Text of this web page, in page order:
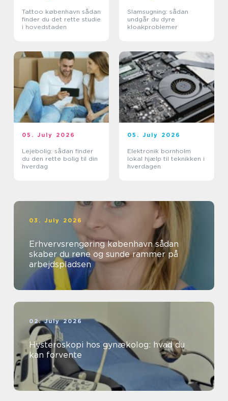
Tattoo københavn sådan
finder du det rette studie
i hovedstaden
Slamsugning: sådan
undgår du dyre
kloakproblemer
05. July 2026
Lejebolig: sådan finder
du den rette bolig til din
hverdag
05. July 2026
Elektronik bornholm
lokal hjælp til teknikken i
hverdagen
03. July 2026
Erhvervsrengøring københavn sådan
skaber du rene og sunde rammer på
arbejdspladsen
02. July 2026
Hysteroskopi hos gynækolog: hvad du
kan forvente